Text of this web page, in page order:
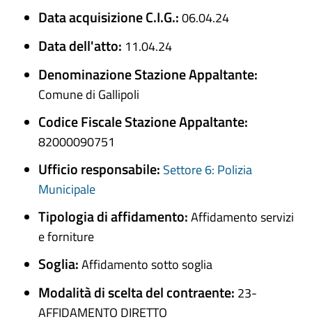
Data acquisizione C.I.G.:06.04.24
Data dell'atto: 11.04.24
Denominazione Stazione Appaltante:
Comune di Gallipoli
Codice Fiscale Stazione Appaltante:
82000090751
Ufficio responsabile: Settore 6: Polizia
Municipale
Tipologia di affidamento:Affidamento servizi
e forniture
Soglia:Affidamento sotto soglia
Modalità di scelta del contraente: 23-
AFFIDAMENTO DIRETTO